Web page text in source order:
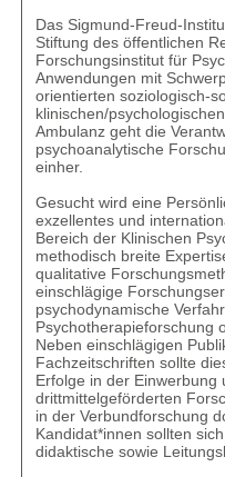
Das Sigmund-Freud-
Stiftung des öffentlichen
Forschungsinstitut für
Anwendungen mit
orientierten soziologisch-
klinischen/
Ambulanz geht die
psychoanalytische
einher.
Gesucht wird eine
exzellentes und
Bereich der Klinischen
methodisch breite
qualitative
einschlägige
psychodynamische
Psychotherapieforschung
Neben einschlägigen
Fachzeitschriften sollte
Erfolge in der Einwerbung
drittmittelgeförderten
in der Verbundforschung
Kandidat*innen sollten
didaktische sowie